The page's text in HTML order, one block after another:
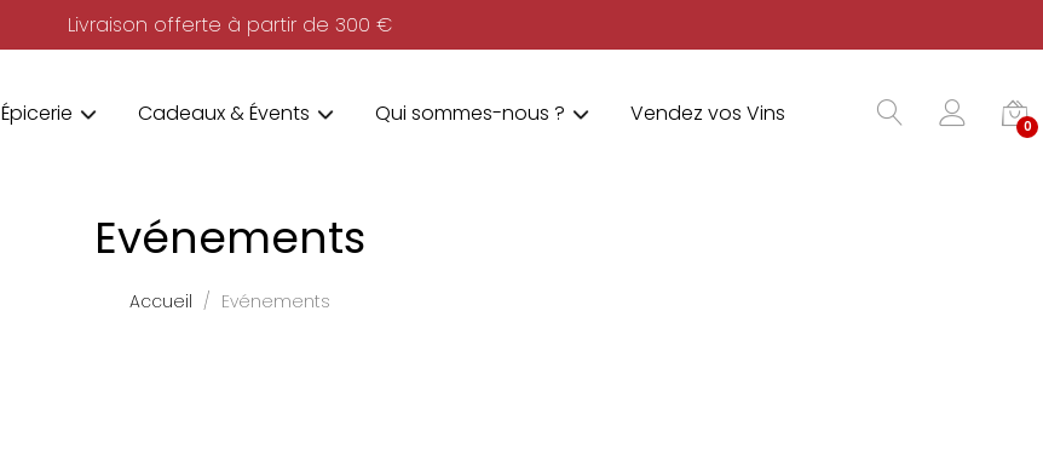
Livraison offerte à partir de 300 €
Épicerie Cadeaux & Évents Qui sommes-nous ? Vendez vos Vins 0
Evénements
Accueil Evénements